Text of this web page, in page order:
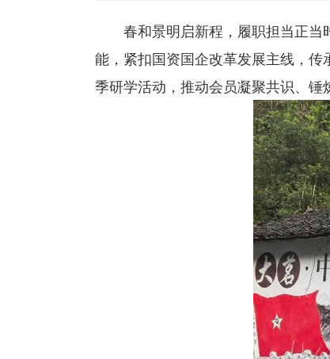
春和景明启新程，履职担当正
能，紧扣国资国企改革发展主线，传
季研学活动，推动会员凝聚共识、锤